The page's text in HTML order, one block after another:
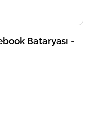
Bataryası -